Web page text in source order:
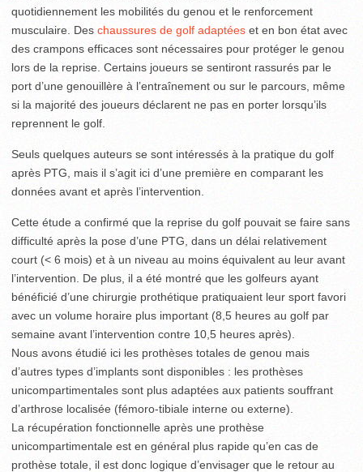
quotidiennement les mobilités du genou et le renforcement
musculaire. Des chaussures de golf adaptées et en bon état avec
des crampons efficaces sont nécessaires pour protéger le genou
lors de la reprise. Certains joueurs se sentiront rassurés par le
port d’une genouillère à l’entraînement ou sur le parcours, même
si la majorité des joueurs déclarent ne pas en porter lorsqu’ils
reprennent le golf.
Seuls quelques auteurs se sont intéressés à la pratique du golf
après PTG, mais il s’agit ici d’une première en comparant les
données avant et après l’intervention.
Cette étude a confirmé que la reprise du golf pouvait se faire sans
difficulté après la pose d’une PTG, dans un délai relativement
court (< 6 mois) et à un niveau au moins équivalent au leur avant
l’intervention. De plus, il a été montré que les golfeurs ayant
bénéficié d’une chirurgie prothétique pratiquaient leur sport favori
avec un volume horaire plus important (8,5 heures au golf par
semaine avant l’intervention contre 10,5 heures après).
Nous avons étudié ici les prothèses totales de genou mais
d’autres types d’implants sont disponibles : les prothèses
unicompartimentales sont plus adaptées aux patients souffrant
d’arthrose localisée (fémoro-tibiale interne ou externe).
La récupération fonctionnelle après une prothèse
unicompartimentale est en général plus rapide qu’en cas de
prothèse totale, il est donc logique d’envisager que le retour au